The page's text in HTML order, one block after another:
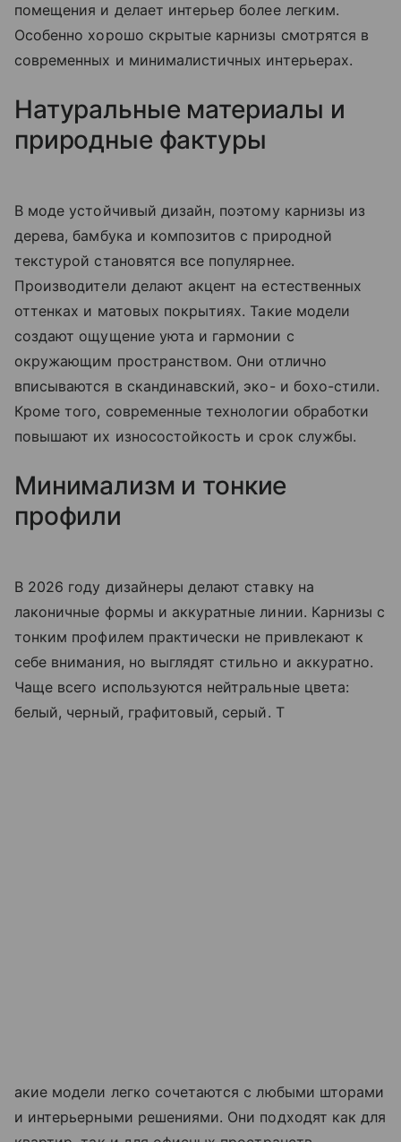
помещения и делает интерьер более легким.
Особенно хорошо скрытые карнизы смотрятся в
современных и минималистичных интерьерах.
Натуральные материалы и
природные фактуры
В моде устойчивый дизайн, поэтому карнизы из
дерева, бамбука и композитов с природной
текстурой становятся все популярнее.
Производители делают акцент на естественных
оттенках и матовых покрытиях. Такие модели
создают ощущение уюта и гармонии с
окружающим пространством. Они отлично
вписываются в скандинавский, эко- и бохо-стили.
Кроме того, современные технологии обработки
повышают их износостойкость и срок службы.
Минимализм и тонкие
профили
В 2026 году дизайнеры делают ставку на
лаконичные формы и аккуратные линии. Карнизы с
тонким профилем практически не привлекают к
себе внимания, но выглядят стильно и аккуратно.
Чаще всего используются нейтральные цвета:
белый, черный, графитовый, серый. Т
акие модели легко сочетаются с любыми шторами
и интерьерными решениями. Они подходят как для